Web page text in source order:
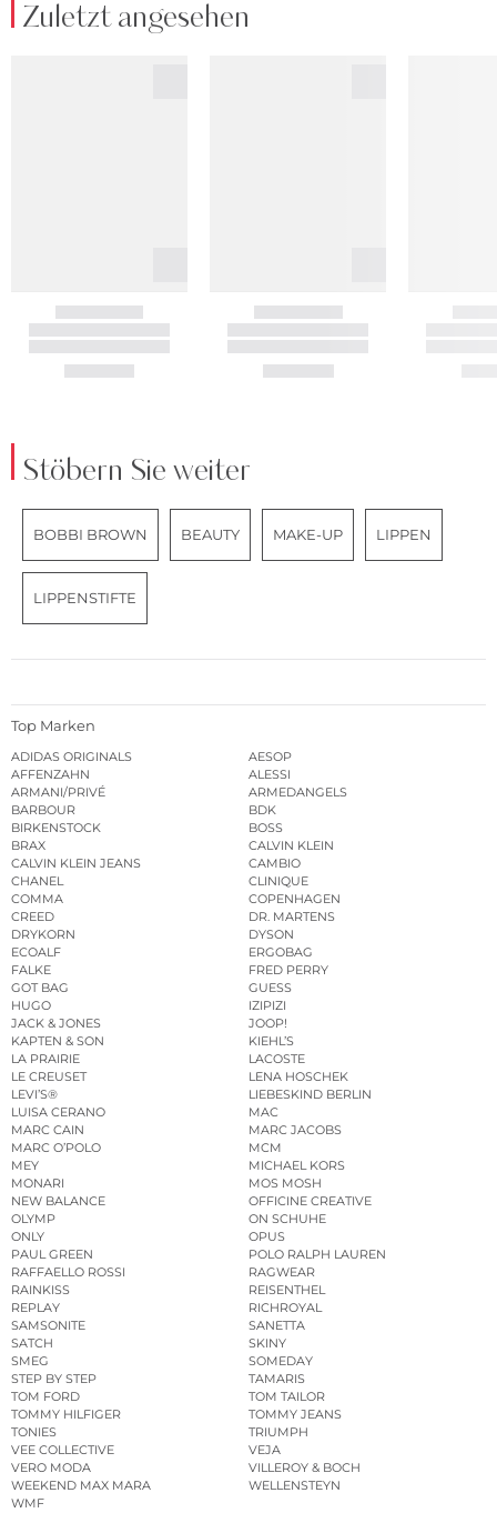
Zuletzt angesehen
Stöbern Sie weiter
BOBBI BROWN BEAUTY MAKE-UP LIPPEN
LIPPENSTIFTE
Top Marken
ADIDAS ORIGINALS
AESOP
AFFENZAHN
ALESSI
ARMANI/PRIVÉ
ARMEDANGELS
BARBOUR
BDK
BIRKENSTOCK
BOSS
BRAX
CALVIN KLEIN
CALVIN KLEIN JEANS
CAMBIO
CHANEL
CLINIQUE
COMMA
COPENHAGEN
CREED
DR. MARTENS
DRYKORN
DYSON
ECOALF
ERGOBAG
FALKE
FRED PERRY
GOT BAG
GUESS
HUGO
IZIPIZI
JACK & JONES
JOOP!
KAPTEN & SON
KIEHL’S
LA PRAIRIE
LACOSTE
LE CREUSET
LENA HOSCHEK
LEVI’S®
LIEBESKIND BERLIN
LUISA CERANO
MAC
MARC CAIN
MARC JACOBS
MARC O’POLO
MCM
MEY
MICHAEL KORS
MONARI
MOS MOSH
NEW BALANCE
OFFICINE CREATIVE
OLYMP
ON SCHUHE
ONLY
OPUS
PAUL GREEN
POLO RALPH LAUREN
RAFFAELLO ROSSI
RAGWEAR
RAINKISS
REISENTHEL
REPLAY
RICHROYAL
SAMSONITE
SANETTA
SATCH
SKINY
SMEG
SOMEDAY
STEP BY STEP
TAMARIS
TOM FORD
TOM TAILOR
TOMMY HILFIGER
TOMMY JEANS
TONIES
TRIUMPH
VEE COLLECTIVE
VEJA
VERO MODA
VILLEROY & BOCH
WEEKEND MAX MARA
WELLENSTEYN
WMF